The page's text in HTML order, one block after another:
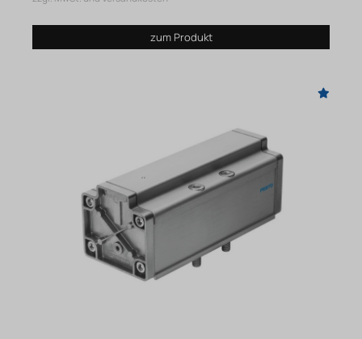
zum Produkt